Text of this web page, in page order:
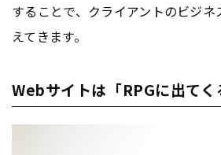
することで、クライアントのビジ
えてきます。
Webサイトは「RPGに出てく